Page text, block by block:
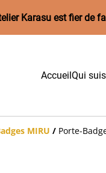
Karasu est fier de
AccueilQui
MIRU / Porte-